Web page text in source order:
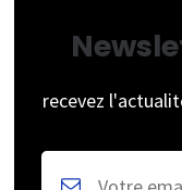
recevez